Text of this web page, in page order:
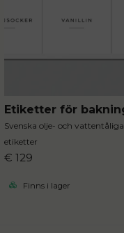
Svenska olje- och vattentåliga
etiketter
€ 129
Finns i lager